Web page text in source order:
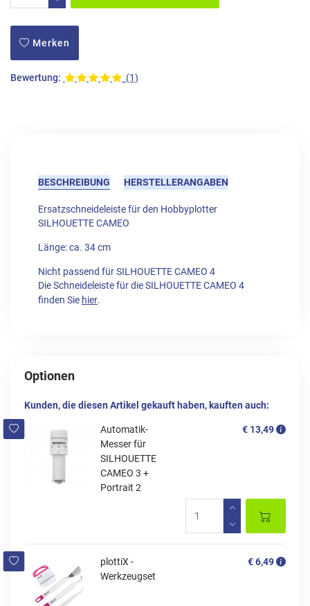
Merken
Bewertung: (1)
BESCHREIBUNG HERSTELLERANGABEN
Ersatzschneideleiste für den Hobbyplotter
SILHOUETTE CAMEO
Länge: ca. 34 cm
Nicht passend für SILHOUETTE CAMEO 4
Die Schneideleiste für die SILHOUETTE CAMEO 4
finden Sie hier.
Optionen
Kunden, die diesen Artikel gekauft haben, kauften auch:
Automatik-
Messer für
SILHOUETTE
CAMEO 3 +
Portrait 2
€ 13,49
plottiX -
Werkzeugset
€ 6,49